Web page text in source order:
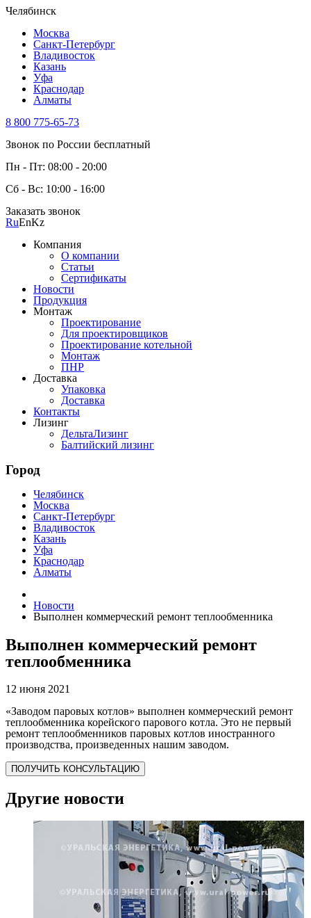
Челябинск
Москва
Санкт-Петербург
Владивосток
Казань
Уфа
Краснодар
Алматы
8 800 775-65-73
Звонок по России бесплатный
Пн - Пт: 08:00 - 20:00
Сб - Вс: 10:00 - 16:00
Заказать звонок
RuEnKz
Компания
О компании
Статьи
Сертификаты
Новости
Продукция
Монтаж
Проектирование
Для проектировщиков
Проектирование котельной
Монтаж
ПНР
Доставка
Упаковка
Доставка
Контакты
Лизинг
ДельтаЛизинг
Балтийский лизинг
Город
Челябинск
Москва
Санкт-Петербург
Владивосток
Казань
Уфа
Краснодар
Алматы
Новости
Выполнен коммерческий ремонт теплообменника
Выполнен коммерческий ремонт
теплообменника
12 июня 2021
«Заводом паровых котлов» выполнен коммерческий ремонт
теплообменника корейского парового котла. Это не первый
ремонт теплообменников паровых котлов иностранного
производства, произведенных нашим заводом.
ПОЛУЧИТЬ КОНСУЛЬТАЦИЮ
Другие новости